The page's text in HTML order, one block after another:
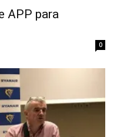
APP para
0